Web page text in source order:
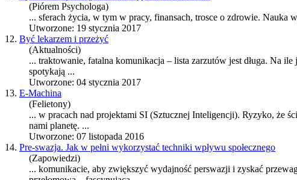
(Piórem Psychologa)
... sferach życia, w tym w pracy, finansach, trosce o zdrowie. Nauka
Utworzone: 19 stycznia 2017
12. Być lekarzem i przeżyć
(Aktualności)
... traktowanie, fatalna komunikacja – lista zarzutów jest długa. Na
spotykają ...
Utworzone: 04 stycznia 2017
13. E-Machina
(Felietony)
... w pracach nad projektami SI (Sztucznej Inteligencji). Ryzyko, że
nami planetę. ...
Utworzone: 07 listopada 2016
14. Pre-swazja. Jak w pełni wykorzystać techniki wpływu społecznego
(Zapowiedzi)
... komunikacie, aby zwiększyć wydajność perswazji i zyskać